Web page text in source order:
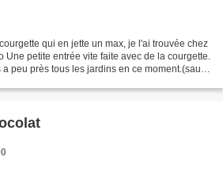
qui en jette un max, je l'ai trouvée chez
Une petite entrée vite faite avec de la courgette.
peu près tous les jardins en ce moment.(sauf